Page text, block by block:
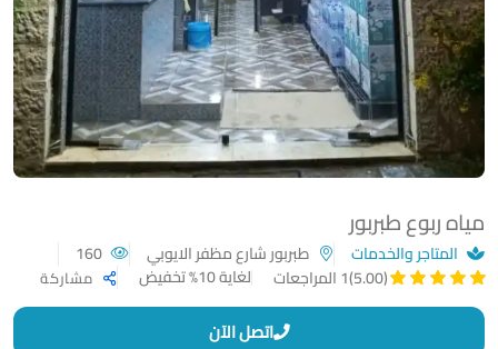
مياه ربوع طبربور
المتاجر والخدمات طبربور شارع مظفر الايوبي
(5.00)
1 المراجعات لغاية 10% تخفيض مشاركة
اتصل الآن